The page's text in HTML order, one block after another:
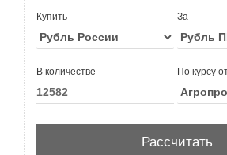
Купить За
В количестве По курсу